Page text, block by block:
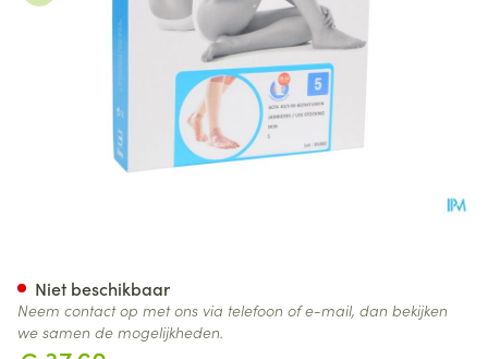
Niet beschikbaar
Neem contact op met ons via telefoon of e-mail, dan bekijken
we samen de mogelijkheden.